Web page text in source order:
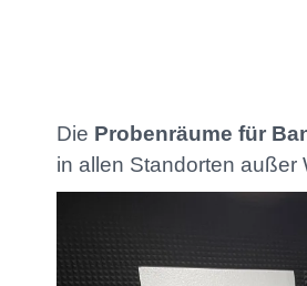
Die Probenräume für
in allen Standorten außer